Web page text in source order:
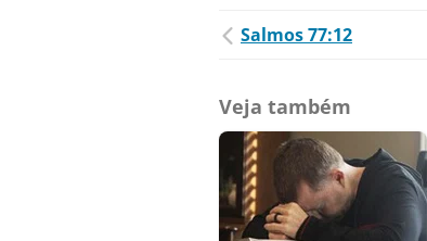
Salmos 77:12
Veja também